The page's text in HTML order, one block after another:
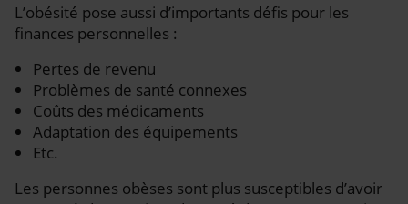
L’obésité pose aussi d’importants défis pour les
finances personnelles :
Pertes de revenu
Problèmes de santé connexes
Coûts des médicaments
Adaptation des équipements
Etc.
Les personnes obèses sont plus susceptibles d’avoir